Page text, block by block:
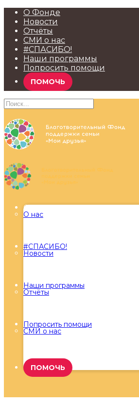
О Фонде
Новости
Отчёты
СМИ о нас
#СПАСИБО!
Наши программы
Попросить помощи
ПОМОЧЬ
О Фонде
О нас
Новости
Отчёты
СМИ о нас
#СПАСИБО!
Наши программы
Попросить помощи
ПОМОЧЬ